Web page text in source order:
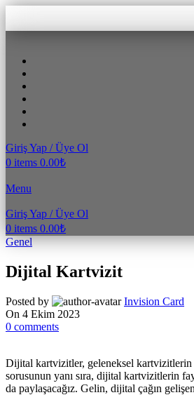
Giriş Yap / Üye Ol
0 items 0.00₺
Menu
Giriş Yap / Üye Ol
0 items 0.00₺
Genel
Dijital Kartvizit
Posted by
Invision Card
On 4 Ekim 2023
0 comments
Dijital kartvizitler, geleneksel kartvizitlerin
sorusunun yanı sıra, dijital kartvizitlerin
da paylaşacağız. Gelin, dijital çağın